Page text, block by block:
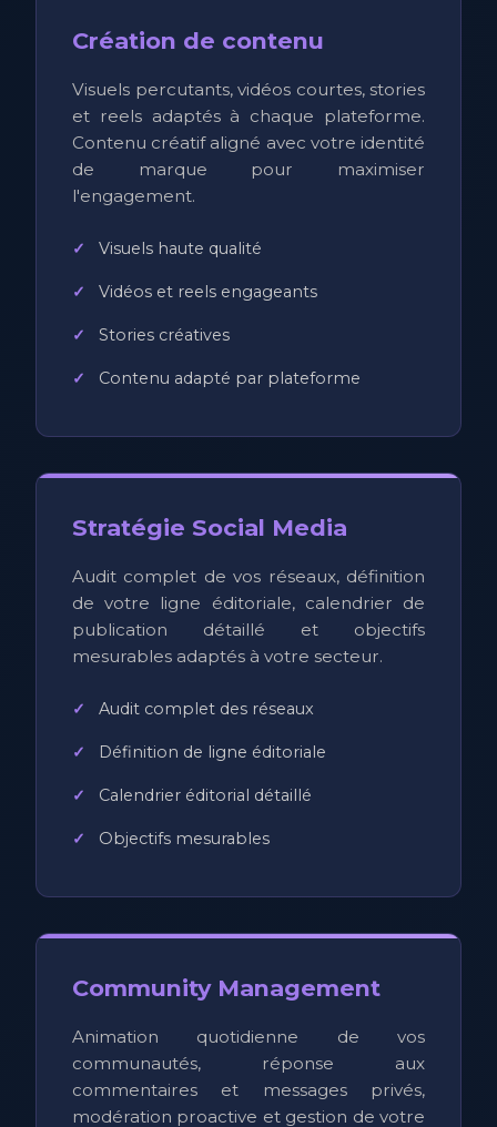
Création de contenu
Visuels percutants, vidéos courtes, stories
et reels adaptés à chaque plateforme.
Contenu créatif aligné avec votre identité
de marque pour maximiser
l'engagement.
Visuels haute qualité
Vidéos et reels engageants
Stories créatives
Contenu adapté par plateforme
Stratégie Social Media
Audit complet de vos réseaux, définition
de votre ligne éditoriale, calendrier de
publication détaillé et objectifs
mesurables adaptés à votre secteur.
Audit complet des réseaux
Définition de ligne éditoriale
Calendrier éditorial détaillé
Objectifs mesurables
Community Management
Animation quotidienne de vos
communautés, réponse aux
commentaires et messages privés,
modération proactive et gestion de votre